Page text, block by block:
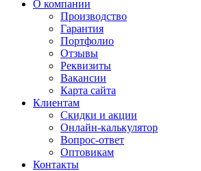
О компании
Производство
Гарантия
Портфолио
Отзывы
Реквизиты
Вакансии
Карта сайта
Клиентам
Скидки и акции
Онлайн-калькулятор
Вопрос-ответ
Оптовикам
Контакты